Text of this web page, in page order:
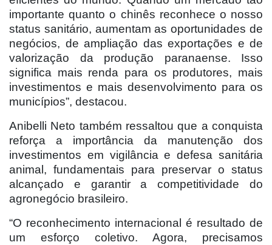
importante quanto o chinês reconhece o nosso
status sanitário, aumentam as oportunidades de
negócios, de ampliação das exportações e de
valorização da produção paranaense. Isso
significa mais renda para os produtores, mais
investimentos e mais desenvolvimento para os
municípios”, destacou.
Anibelli Neto também ressaltou que a conquista
reforça a importância da manutenção dos
investimentos em vigilância e defesa sanitária
animal, fundamentais para preservar o status
alcançado e garantir a competitividade do
agronegócio brasileiro.
“O reconhecimento internacional é resultado de
um esforço coletivo. Agora, precisamos